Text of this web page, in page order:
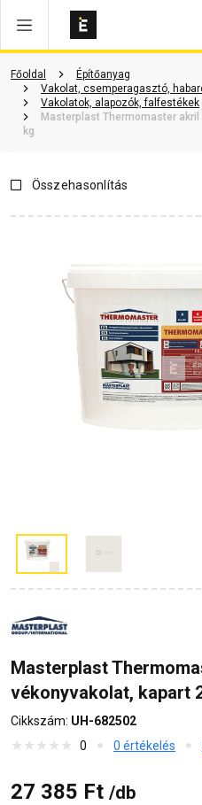
Főoldal
Építőanyag
Vakolat, csemperagasztó,
Vakolatok, alapozók, falfestékek
Masterplast Thermomaster
kg
Vásárlói vélemények
Összehasonlítás
Masterplast
vékonyvakolat, kapart
Cikkszám: UH-682502
0
0 értékelés
27 385 Ft /db